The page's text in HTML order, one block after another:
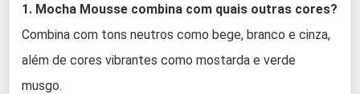
1. Mocha Mousse combina com quais outras cores?
Combina com tons neutros como bege, branco e cinza,
além de cores vibrantes como mostarda e verde
musgo.